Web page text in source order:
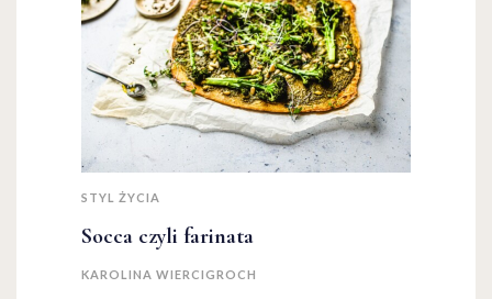
STYL ŻYCIA
Socca czyli farinata
KAROLINA WIERCIGROCH